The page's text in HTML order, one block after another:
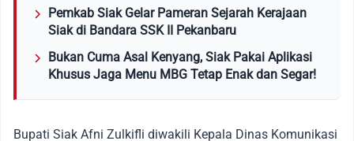
Pemkab Siak Gelar Pameran Sejarah Kerajaan
Siak di Bandara SSK II Pekanbaru
Bukan Cuma Asal Kenyang, Siak Pakai Aplikasi
Khusus Jaga Menu MBG Tetap Enak dan Segar!
Bupati Siak Afni Zulkifli diwakili Kepala Dinas Komunikasi